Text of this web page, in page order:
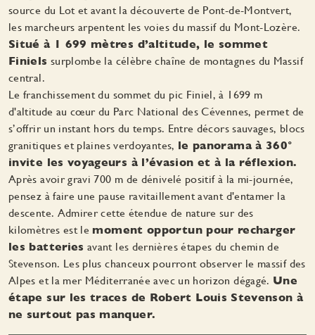
source du Lot et avant la découverte de Pont-de-Montvert,
les marcheurs arpentent les voies du massif du Mont-Lozère.
Situé à 1 699 mètres d’altitude, le sommet
Finiels surplombe la célèbre chaîne de montagnes du Massif
central.
Le franchissement du sommet du pic Finiel, à 1699 m
d'altitude au cœur du Parc National des Cévennes, permet de
s’offrir un instant hors du temps. Entre décors sauvages, blocs
granitiques et plaines verdoyantes, le panorama à 360°
invite les voyageurs à l’évasion et à la réflexion.
Après avoir gravi 700 m de dénivelé positif à la mi-journée,
pensez à faire une pause ravitaillement avant d'entamer la
descente. Admirer cette étendue de nature sur des
kilomètres est le moment opportun pour recharger
les batteries avant les dernières étapes du chemin de
Stevenson. Les plus chanceux pourront observer le massif des
Alpes et la mer Méditerranée avec un horizon dégagé. Une
étape sur les traces de Robert Louis Stevenson à
ne surtout pas manquer.